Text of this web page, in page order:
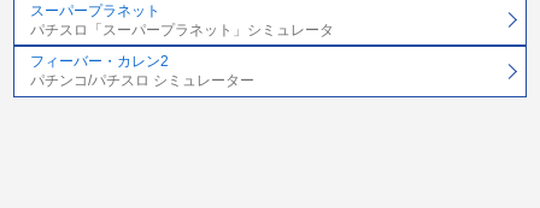
スーパープラネット
パチスロ「スーパープラネット」シミュレータ
フィーバー・カレン2
パチンコ/パチスロ シミュレーター